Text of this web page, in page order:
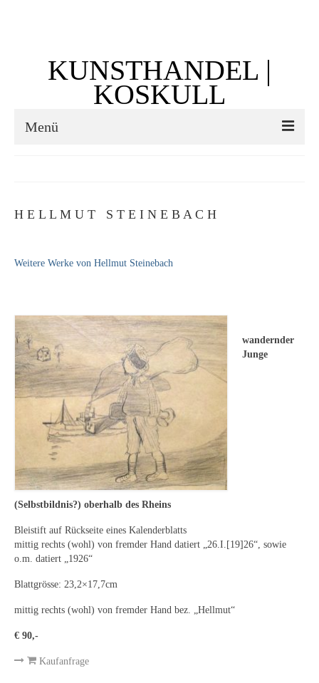
KUNSTHANDEL |
KOSKULL
Menü
02.06.1851 ebd.)
Leonhard Heinrich Hessel
George Paice
Johann Georg Strobel
Ludwig Martin Wilberg
Weitere Künstler nach 1945
Kunst 1900-1945
Walter Becker
Ernst Geitlinger
Erich Hartmann
Wilhelm von Hillern-Flinsch
Karl Otto Hy
H E L L M U T S T E I N E B A C H
Weitere Werke von Hellmut Steinebach
wandernder
Junge
(Selbstbildnis?) oberhalb des Rheins
Bleistift auf Rückseite eines Kalenderblatts
mittig rechts (wohl) von fremder Hand datiert „26.I.[19]26“, sowie
o.m. datiert „1926“
Blattgrösse: 23,2×17,7cm
mittig rechts (wohl) von fremder Hand bez. „Hellmut“
€ 90,-
Kaufanfrage